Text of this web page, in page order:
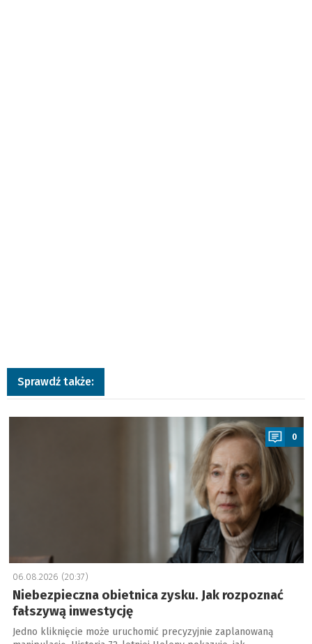
Sprawdź także:
a
0
06.08.2026 (20:37)
Niebezpieczna obietnica zysku. Jak rozpoznać
fałszywą inwestycję
Jedno kliknięcie może uruchomić precyzyjnie zaplanowaną